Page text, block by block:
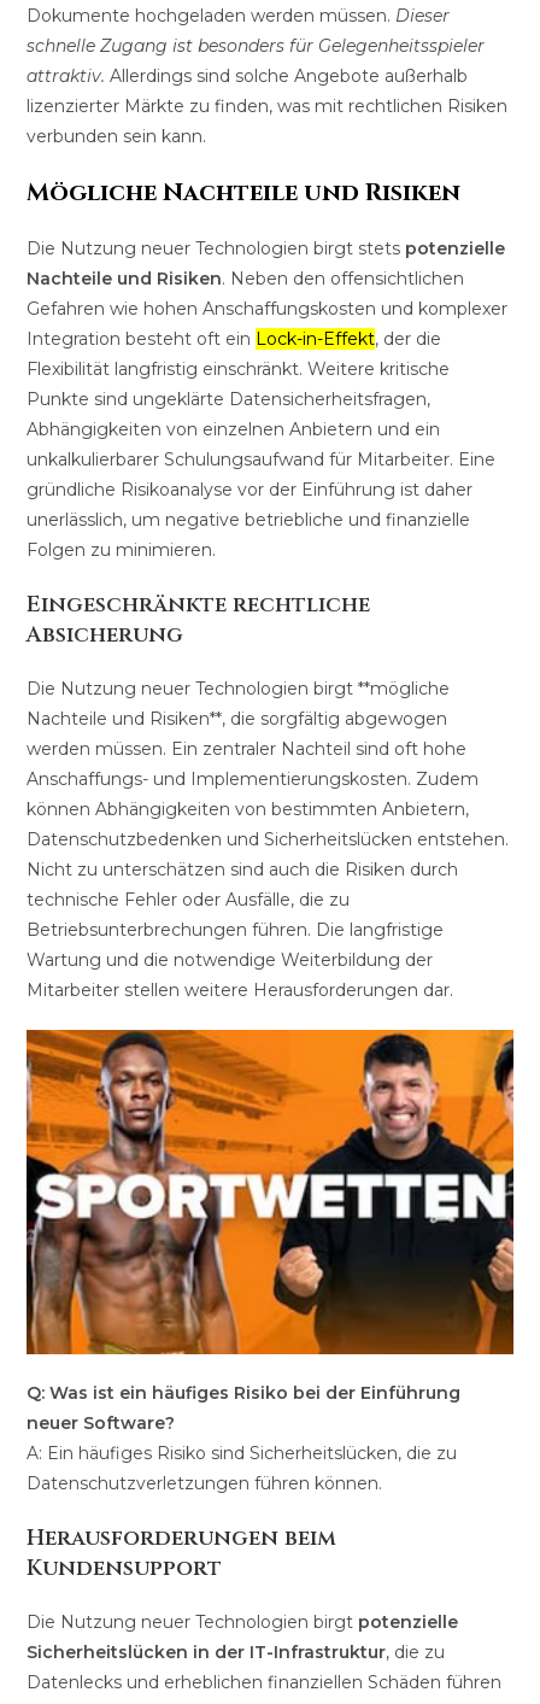
Dokumente hochgeladen werden müssen. Dieser
schnelle Zugang ist besonders für Gelegenheitsspieler
attraktiv. Allerdings sind solche Angebote außerhalb
lizenzierter Märkte zu finden, was mit rechtlichen Risiken
verbunden sein kann.
Mögliche Nachteile und Risiken
Die Nutzung neuer Technologien birgt stets potenzielle
Nachteile und Risiken. Neben den offensichtlichen
Gefahren wie hohen Anschaffungskosten und komplexer
Integration besteht oft ein Lock-in-Effekt, der die
Flexibilität langfristig einschränkt. Weitere kritische
Punkte sind ungeklärte Datensicherheitsfragen,
Abhängigkeiten von einzelnen Anbietern und ein
unkalkulierbarer Schulungsaufwand für Mitarbeiter. Eine
gründliche Risikoanalyse vor der Einführung ist daher
unerlässlich, um negative betriebliche und finanzielle
Folgen zu minimieren.
Eingeschränkte rechtliche
Absicherung
Die Nutzung neuer Technologien birgt **mögliche
Nachteile und Risiken**, die sorgfältig abgewogen
werden müssen. Ein zentraler Nachteil sind oft hohe
Anschaffungs- und Implementierungskosten. Zudem
können Abhängigkeiten von bestimmten Anbietern,
Datenschutzbedenken und Sicherheitslücken entstehen.
Nicht zu unterschätzen sind auch die Risiken durch
technische Fehler oder Ausfälle, die zu
Betriebsunterbrechungen führen. Die langfristige
Wartung und die notwendige Weiterbildung der
Mitarbeiter stellen weitere Herausforderungen dar.
Q: Was ist ein häufiges Risiko bei der Einführung
neuer Software?
A: Ein häufiges Risiko sind Sicherheitslücken, die zu
Datenschutzverletzungen führen können.
Herausforderungen beim
Kundensupport
Die Nutzung neuer Technologien birgt potenzielle
Sicherheitslücken in der IT-Infrastruktur, die zu
Datenlecks und erheblichen finanziellen Schäden führen